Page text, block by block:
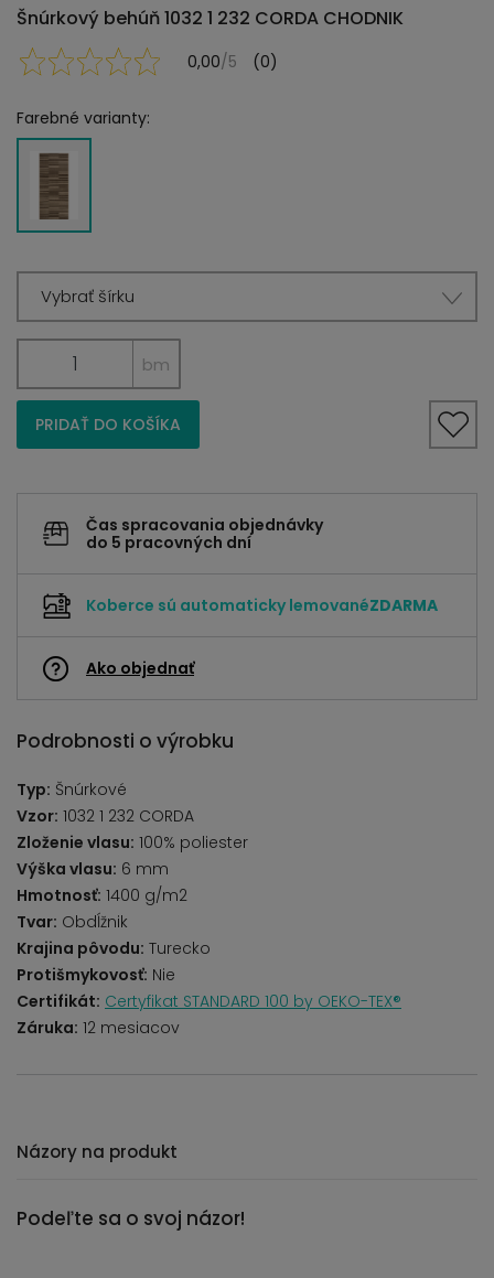
Šnúrkový behúň 1032 1 232 CORDA CHODNIK
0,00/5 (0)
Farebné varianty:
Vybrať šírku
bm
PRIDAŤ DO KOŠÍKA
Čas spracovania objednávky
do 5 pracovných dní
Koberce sú automaticky lemovanéZDARMA
Ako objednať
Podrobnosti o výrobku
Typ: Šnúrkové
Vzor: 1032 1 232 CORDA
Zloženie vlasu: 100% poliester
Výška vlasu: 6 mm
Hmotnosť: 1400 g/m2
Tvar: Obdĺžnik
Krajina pôvodu: Turecko
Protišmykovosť: Nie
Certifikát: Certyfikat STANDARD 100 by OEKO-TEX®
Záruka: 12 mesiacov
Názory na produkt
Podeľte sa o svoj názor!